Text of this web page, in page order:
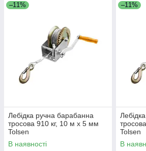
–11%
Лебідка ручна барабанна
тросова 910 кг, 10 м х 5 мм
Tolsen
В наявності
–11%
Tolsen
В